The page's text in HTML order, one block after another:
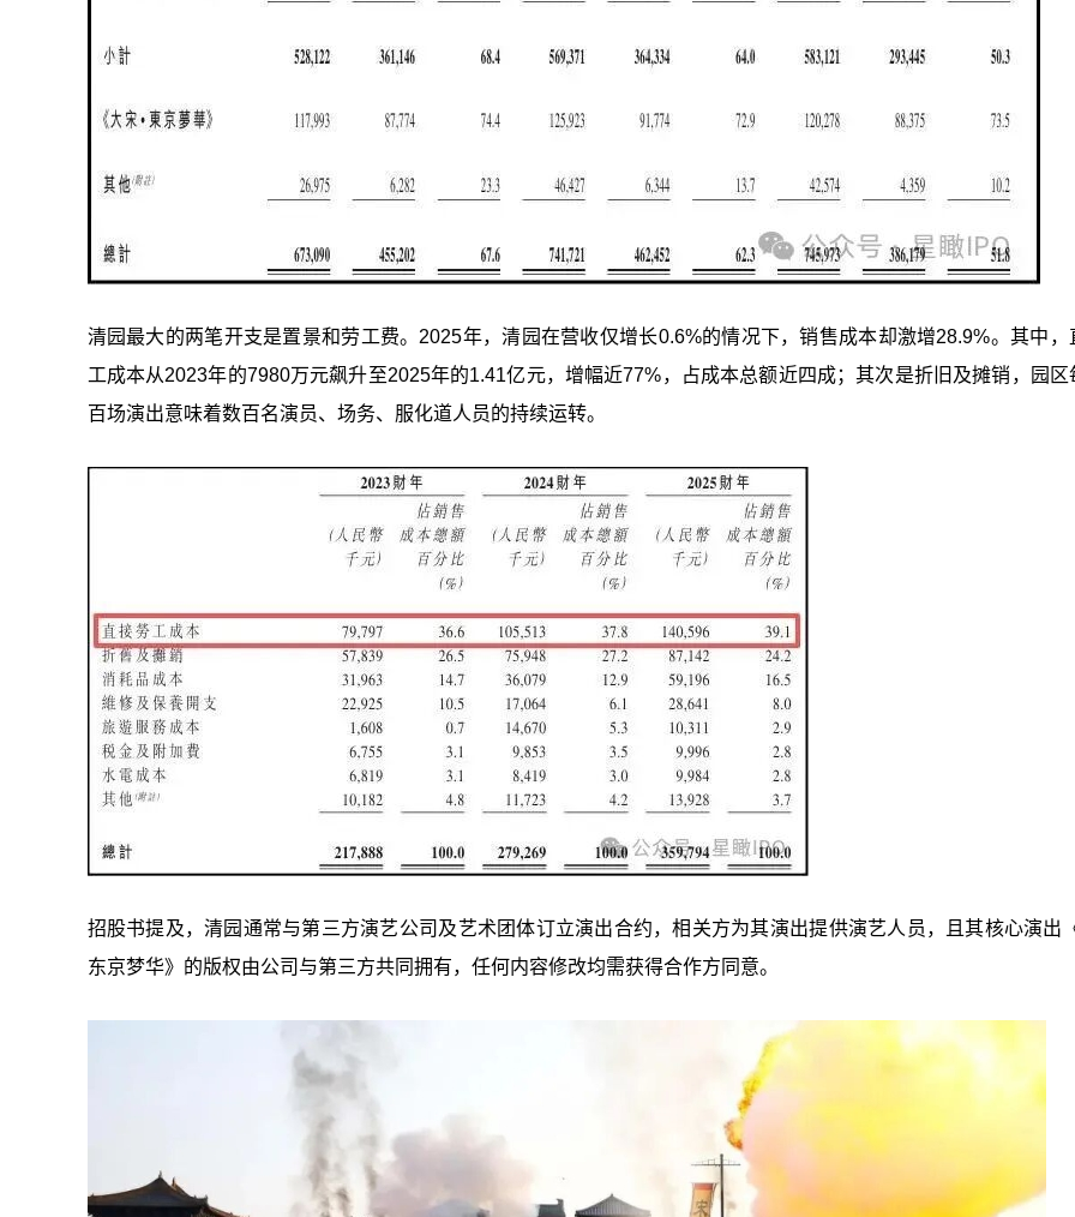
清园最大的两笔开支是置景和劳工费。2025年，清园在营收仅增长0.6%的情况下，销售成本却激增28.9%。其中，
工成本从2023年的7980万元飙升至2025年的1.41亿元，增幅近77%，占成本总额近四成；其次是折旧及摊销，园区
百场演出意味着数百名演员、场务、服化道人员的持续运转。
招股书提及，清园通常与第三方演艺公司及艺术团体订立演出合约，相关方为其演出提供演艺人员，且其核心演出
东京梦华》的版权由公司与第三方共同拥有，任何内容修改均需获得合作方同意。